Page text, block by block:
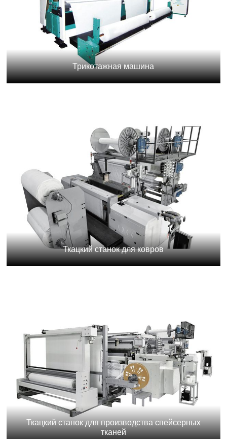
Трикотажная машина
Ткацкий станок для ковров
Ткацкий станок для производства спейсерных
тканей